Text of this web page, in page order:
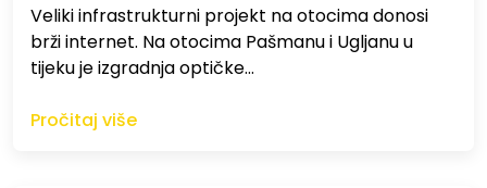
Veliki infrastrukturni projekt na otocima donosi
brži internet. Na otocima Pašmanu i Ugljanu u
tijeku je izgradnja optičke…
Pročitaj više